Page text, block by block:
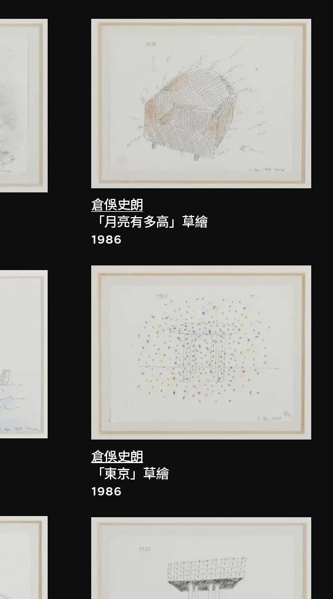
倉俁史朗
「月亮有多高」草繪
1986
倉俁史朗
「東京」草繪
1986